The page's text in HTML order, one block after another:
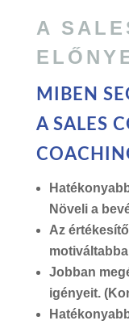
A
MIBEN
A SALES
Növeli a
Az
Jobban
igényeit.